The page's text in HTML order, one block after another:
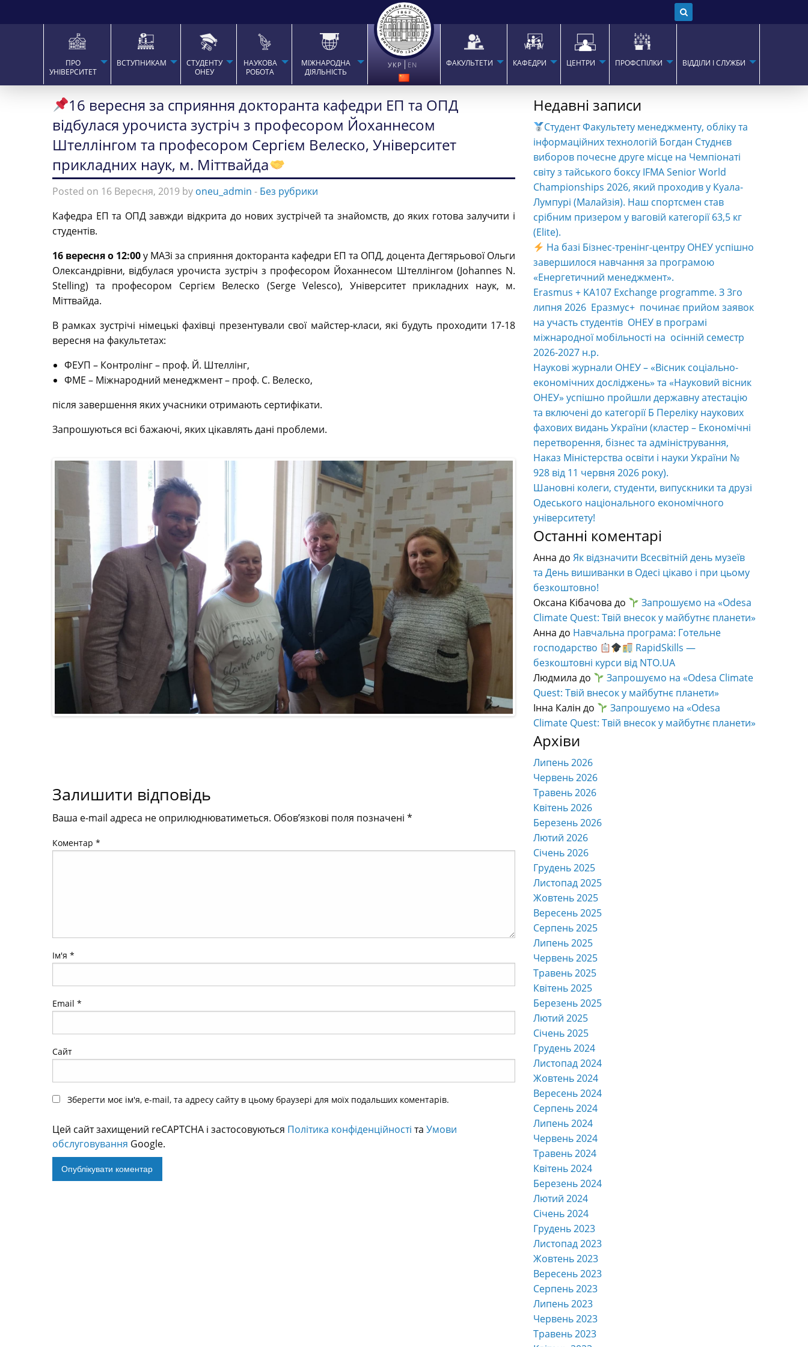
ПРО
УНІВЕРСИТЕТ
ВСТУПНИКАМ
СТУДЕНТУ
ОНЕУ
НАУКОВА
РОБОТА
МІЖНАРОДНА
ДІЯЛЬНІСТЬ
УКР EN ФАКУЛЬТЕТИ КАФЕДРИ ЦЕНТРИ ПРОФСПІЛКИ ВІДДІЛИ І СЛУЖБИ
16 вересня за сприяння докторанта кафедри ЕП та ОПД
відбулася урочиста зустріч з професором Йоханнесом
Штеллінгом та професором Сергієм Велеско, Університет
прикладних наук, м. Міттвайда
Posted on 16 Вересня, 2019 by oneu_admin - Без рубрики
Кафедра ЕП та ОПД завжди відкрита до нових зустрічей та знайомств, до яких готова залучити і
студентів.
16 вересня о 12:00у МАЗі за сприяння докторанта кафедри ЕП та ОПД, доцента Дегтярьової Ольги
Олександрівни, відбулася урочиста зустріч з професором Йоханнесом Штеллінгом (Johannes N.
Stelling) та професором Сергієм Велеско (Serge Velesco), Університет прикладних наук, м.
Міттвайда.
В рамках зустрічі німецькі фахівці презентували свої майстер-класи, які будуть проходити 17-18
вересня на факультетах:
ФЕУП – Контролінг – проф. Й. Штеллінг,
ФМЕ – Міжнародний менеджмент – проф. С. Велеско,
після завершення яких учасники отримають сертифікати.
Запрошуються всі бажаючі, яких цікавлять дані проблеми.
Залишити відповідь
Ваша e-mail адреса не оприлюднюватиметься. Обов’язкові поля позначені *
Коментар *
Ім'я *
Email *
Сайт
Зберегти моє ім'я, e-mail, та адресу сайту в цьому браузері для моїх подальших коментарів.
Цей сайт захищений reCAPTCHA і застосовуються Політика конфіденційності та Умови
обслуговування Google.
Недавні записи
Студент Факультету менеджменту, обліку та
інформаційних технологій Богдан Студнєв
виборов почесне друге місце на Чемпіонаті
світу з тайського боксу IFMA Senior World
Championships 2026, який проходив у Куала-
Лумпурі (Малайзія). Наш спортсмен став
срібним призером у ваговій категорії 63,5 кг
(Elite).
На базі Бізнес-тренінг-центру ОНЕУ успішно
завершилося навчання за програмою
«Енергетичний менеджмент».
Erasmus + KA107 Exchange programme. З 3го
липня 2026 Еразмус+ починає прийом заявок
на участь студентів ОНЕУ в програмі
міжнародної мобільності на осінній семестр
2026-2027 н.р.
Наукові журнали ОНЕУ – «Вісник соціально-
економічних досліджень» та «Науковий вісник
ОНЕУ» успішно пройшли державну атестацію
та включені до категорії Б Переліку наукових
фахових видань України (кластер – Економічні
перетворення, бізнес та адміністрування,
Наказ Міністерства освіти і науки України №
928 від 11 червня 2026 року).
Шановні колеги, студенти, випускники та друзі
Одеського національного економічного
університету!
Останні коментарі
Анна доЯк відзначити Всесвітній день музеїв
та День вишиванки в Одесі цікаво і при цьому
безкоштовно!
Оксана Кібачова до
Запрошуємо на «Odesa
Climate Quest: Твій внесок у майбутнє планети»
Анна до Навчальна програма: Готельне
господарство
RapidSkills —
безкоштовні курси від NTO.UA
Людмила до
Запрошуємо на «Odesa Climate
Quest: Твій внесок у майбутнє планети»
Інна Калін до
Запрошуємо на «Odesa
Climate Quest: Твій внесок у майбутнє планети»
Архіви
Липень 2026
Червень 2026
Травень 2026
Квітень 2026
Березень 2026
Лютий 2026
Січень 2026
Грудень 2025
Листопад 2025
Жовтень 2025
Вересень 2025
Серпень 2025
Липень 2025
Червень 2025
Травень 2025
Квітень 2025
Березень 2025
Лютий 2025
Січень 2025
Грудень 2024
Листопад 2024
Жовтень 2024
Вересень 2024
Серпень 2024
Липень 2024
Червень 2024
Травень 2024
Квітень 2024
Березень 2024
Лютий 2024
Січень 2024
Грудень 2023
Листопад 2023
Жовтень 2023
Вересень 2023
Серпень 2023
Липень 2023
Червень 2023
Травень 2023